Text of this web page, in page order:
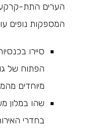
הערים התת-
המספקות נופים
סיירו
הפתוח של
מיוחדים
שהו במלון
בחדרי